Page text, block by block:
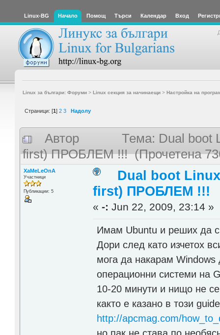
Linux-BG Начало Помощ Търси Календар Вход
Linux за българи: Форуми> Linux секция за начинаещи> Настройка на
Страници: [1] 2 3 Надолу
Автор
Тема: Dual boot
first) ПРОБЛЕМ !!! (Прочетена
XaMeLeOnA
Участници
Публикации: 5
Dual boot
first) ПРОБЛЕМ !!!
«-: Jun 22, 2009, 23:14 »
Имам Ubuntu и реших да
Дори след като изчетох
мога да накарам Windows
операционни системи на
10-20 минути и нищо не
както е казано в този
http://apcmag.com/